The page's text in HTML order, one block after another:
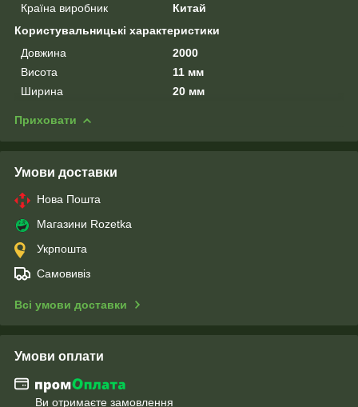
Країна виробник
Китай
Користувальницькі характеристики
Довжина
2000
Висота
11 мм
Ширина
20 мм
Приховати
Умови доставки
Нова Пошта
Магазини Rozetka
Укрпошта
Самовивіз
Всі умови доставки
Умови оплати
Ви отримаєте замовлення